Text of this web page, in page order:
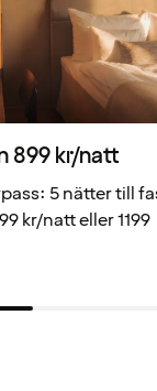
899 kr/natt
5 nätter till
kr/natt eller 1199